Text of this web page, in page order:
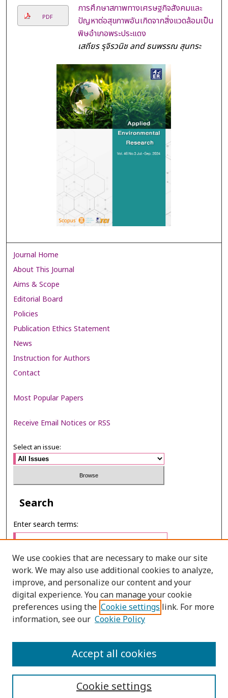
PDF
การศึกษาสภาพทางเศรษฐกิจสังคมและ
ปัญหาต่อสุขภาพอันเกิดจากสิ่งแวดล้อมเป็น
พิษอําเภอพระประแดง
เสถียร รุจิรวนิช and ธนพรรณ สุนทระ
Journal Home
About This Journal
Aims & Scope
Editorial Board
Policies
Publication Ethics Statement
News
Instruction for Authors
Contact
Most Popular Papers
Receive Email Notices or RSS
Select an issue:
Search
Enter search terms:
Select context to search:
Advanced Search
PRINT ISSN: 2287-0741
We use cookies that are necessary to make our site
work. We may also use additional cookies to analyze,
improve, and personalize our content and your
digital experience. You can manage your cookie
preferences using the Cookie settings link. For more
information, see our Cookie Policy
Cookie settings
Accept all cookies